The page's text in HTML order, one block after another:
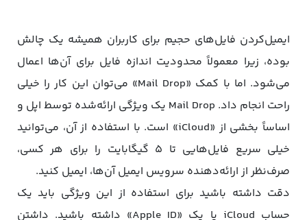
ایمیل‌کردن فایل‌های حجیم برای کاربران همیشه یک چالش
بوده، زیرا معمولاً محدودیت اندازه فایل برای آن‌ها اعمال
می‌شود. اما با کمک «Mail Drop» می‌توان این کار را خیلی
راحت انجام داد. Mail Drop یک ویژگی ارائه‌شده توسط اپل و
اساساً بخشی از «iCloud» است. با استفاده از آن، می‌توانید
خیلی سریع فایل‌هایی تا ۵ گیگابایت را برای هر کسی،
صرف‌نظر از ارائه‌دهنده سرویس ایمیل آن‌ها، ایمیل کنید.
دقت داشته باشید برای استفاده از این ویژگی باید یک
حساب iCloud یا یک «Apple ID» داشته باشید. داشتن